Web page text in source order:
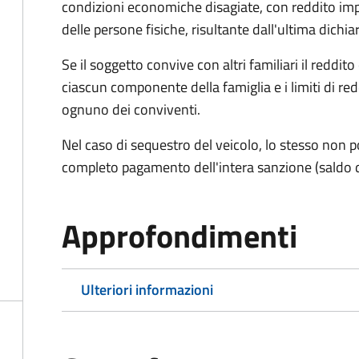
condizioni economiche disagiate, con reddito
delle persone fisiche, risultante dall'ultima
Se il soggetto convive con altri familiari il
ciascun componente della famiglia e i limiti di
ognuno dei conviventi.
Nel caso di sequestro del veicolo, lo stesso non
completo pagamento dell'intera sanzione (saldo
Approfondimenti
Ulteriori informazioni